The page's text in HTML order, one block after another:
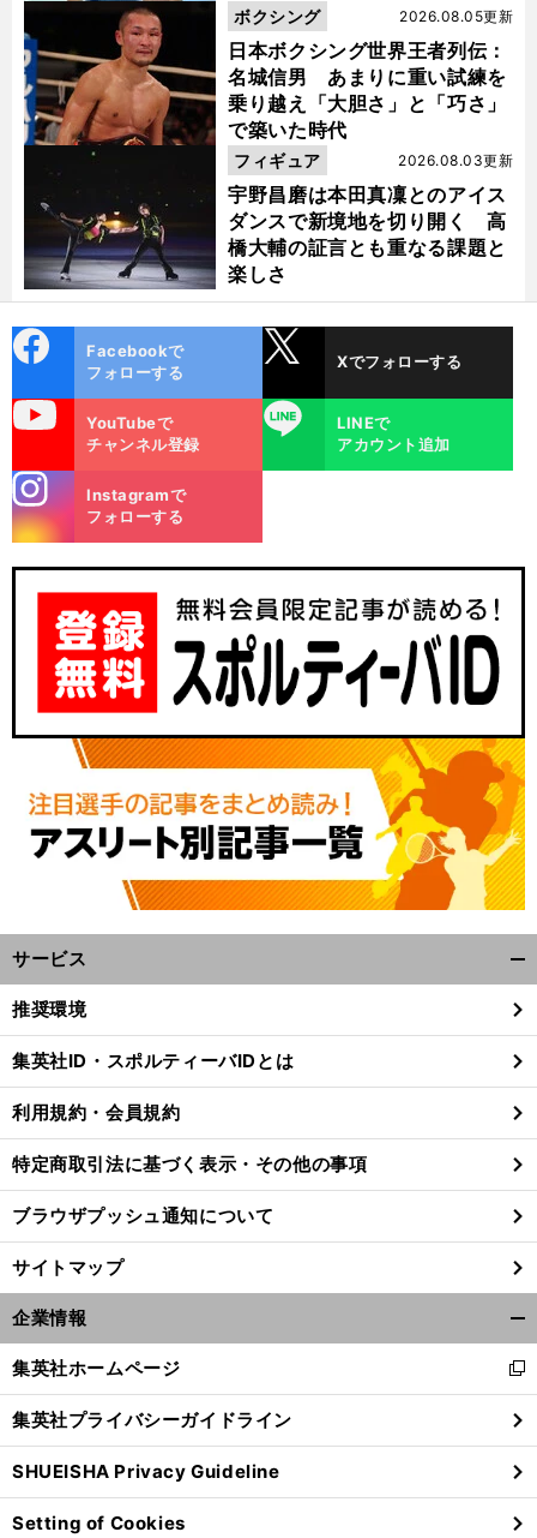
前
日本ボクシング世界王者列伝：
名城信男 あまりに重い試練を
乗り越え「大胆さ」と「巧さ」
で築いた時代
2026.08.05更新
ボクシング
宇野昌磨は本田真凜とのアイス
ダンスで新境地を切り開く 高
橋大輔の証言とも重なる課題と
楽しさ
2026.08.03更新
フィギュア
ok
Facebookで
フォローする
Xでフォローする
YouTubeで
チャンネル登録
LINE
LINEで
アカウント追加
m
Instagramで
フォローする
サービス
閉
る
推奨環境
集英社ID・スポルティーバIDとは
利用規約・会員規約
特定商取引法に基づく表示・その他の事項
ブラウザプッシュ通知について
サイトマップ
企業情報
閉
る
集英社ホームページ
新
し
い
ウ
ィ
ン
ド
集英社プライバシーガイドライン
SHUEISHA Privacy Guideline
Setting of Cookies